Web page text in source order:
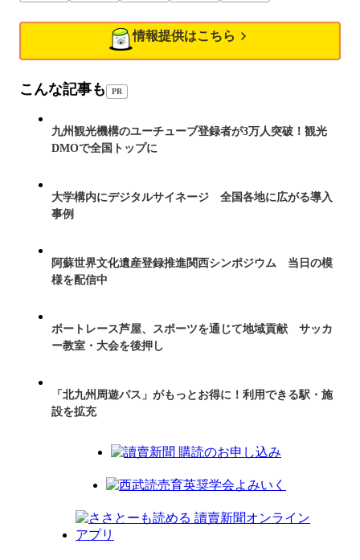
情報提供はこちら
こんな記事も PR
九州観光機構のユーチューブ登録者が3万人突破！観光
DMOで全国トップに
大学構内にデジタルサイネージ 全国各地に広がる導入
事例
阿蘇世界文化遺産登録推進関西シンポジウム 当日の模
様を配信中
ボートレース芦屋、スポーツを通じて地域貢献 サッカ
ー教室・大会を後押し
「北九州周遊パス」がもっとお得に！利用できる駅・施
設を拡充